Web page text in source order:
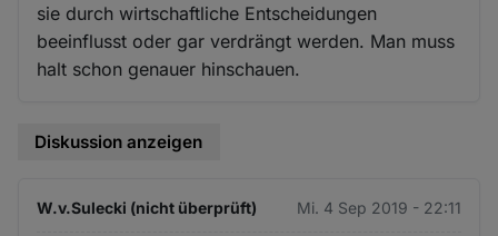
sie durch wirtschaftliche Entscheidungen
beeinflusst oder gar verdrängt werden. Man muss
halt schon genauer hinschauen.
Diskussion anzeigen
W.v.Sulecki (nicht überprüft) Mi. 4 Sep 2019 - 22:11